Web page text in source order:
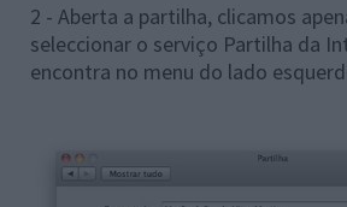
2 - Aberta a partilha, clicamos
seleccionar o serviço Partilha da
encontra no menu do lado